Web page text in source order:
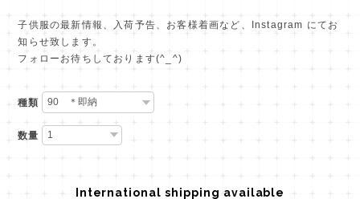
子供服の最新情報、入荷予告、お客様着画など、Instagram にてお
知らせ致します。
フォローお待ちしております(^_^)
種類
数量
International shipping available